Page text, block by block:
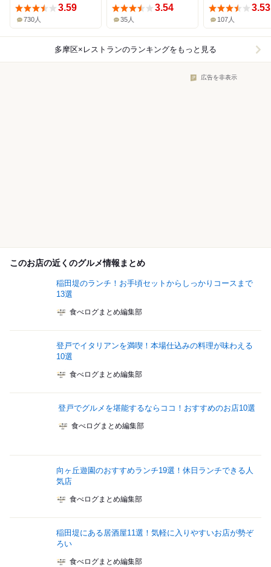
3.59
730人
3.54
35人
3.53
107人
多摩区×レストランのランキングをもっと見る
広告を非表示
このお店の近くのグルメ情報まとめ
稲田堤のランチ！お手頃セットからしっかりコースまで
13選
食べログまとめ編集部
登戸でイタリアンを満喫！本場仕込みの料理が味わえる
10選
食べログまとめ編集部
登戸でグルメを堪能するならココ！おすすめのお店10選
食べログまとめ編集部
向ヶ丘遊園のおすすめランチ19選！休日ランチできる人
気店
食べログまとめ編集部
稲田堤にある居酒屋11選！気軽に入りやすいお店が勢ぞ
ろい
食べログまとめ編集部